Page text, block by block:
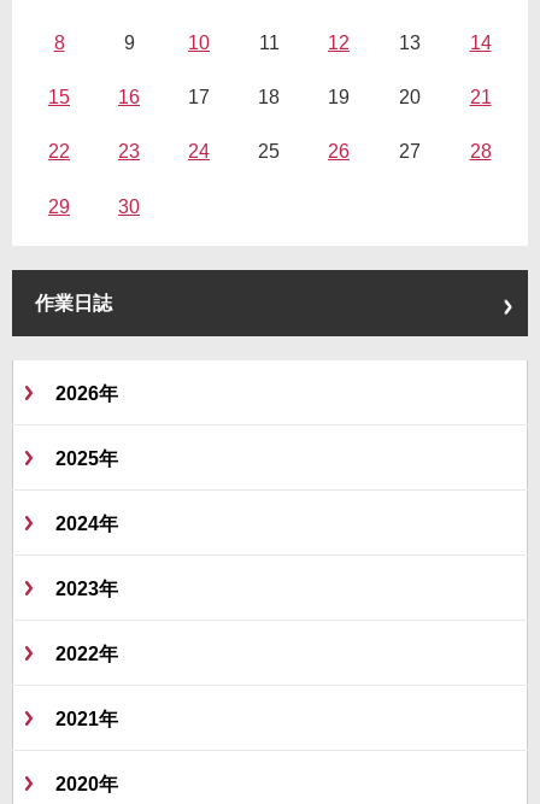
8 9 10 11 12 13 14
15 16 17 18 19 20 21
22 23 24 25 26 27 28
29 30
作業日誌
2026年
2025年
2024年
2023年
2022年
2021年
2020年